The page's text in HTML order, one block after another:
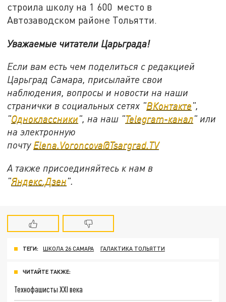
строила школу на 1 600 место в
Автозаводском районе Тольятти.
Уважаемые читатели Царьграда!
Если вам есть чем поделиться с редакцией
Царьград Самара, присылайте свои
наблюдения, вопросы и новости на наши
странички в социальных сетях "ВКонтакте",
"Одноклассники", на наш "Telegram-канал" или
на электронную
почту Elena.Voroncova@Tsargrad.TV
А также присоединяйтесь к нам в
"Яндекс.Дзен".
ТЕГИ: ШКОЛА 26 САМАРА ГАЛАКТИКА ТОЛЬЯТТИ
ЧИТАЙТЕ ТАКЖЕ:
Технофашисты XXI века